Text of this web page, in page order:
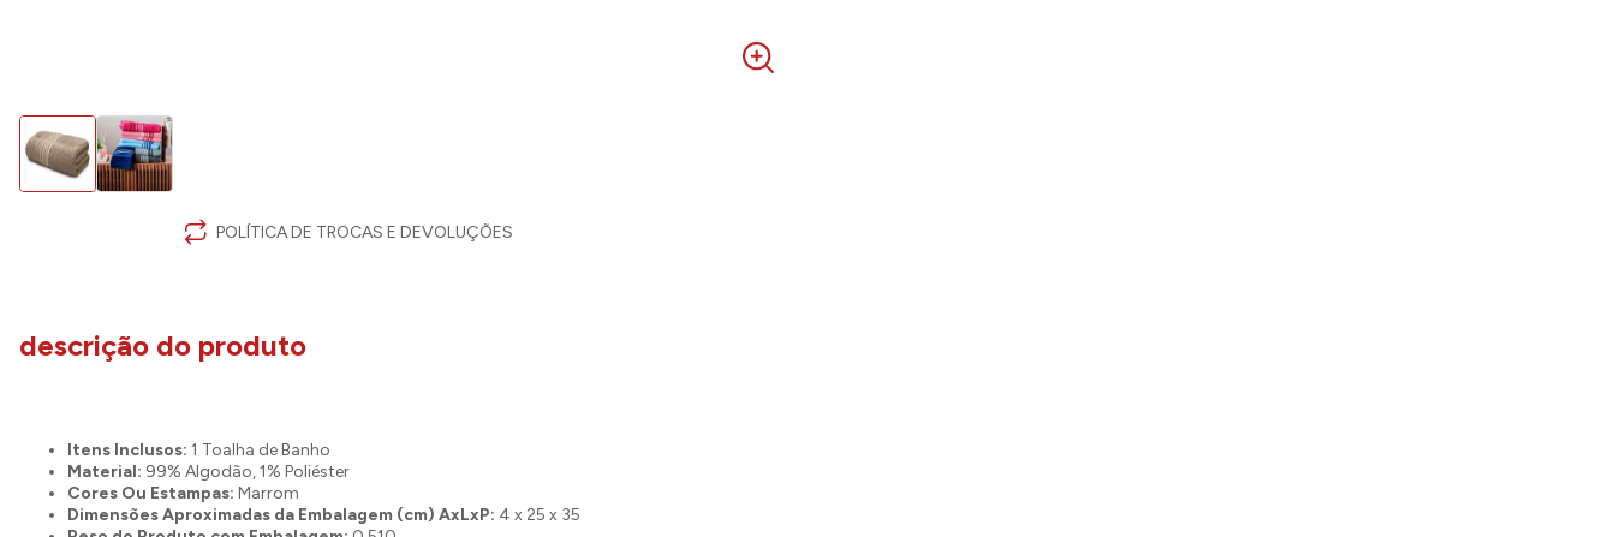
POLÍTICA DE TROCAS E DEVOLUÇÕES
descrição do produto
Itens Inclusos: 1 Toalha de Banho
Material: 99% Algodão, 1% Poliéster
Cores Ou Estampas: Marrom
Dimensões Aproximadas da Embalagem (cm) AxLxP: 4 x 25 x 35